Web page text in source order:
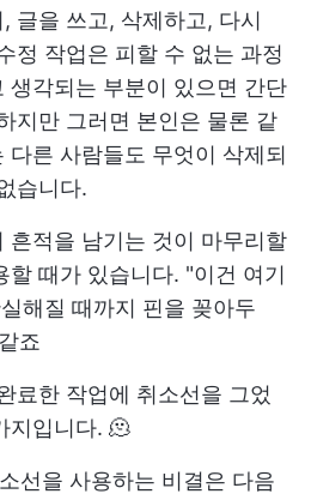
글을 쓰고, 삭제하고, 다시
정 작업은 피할 수 없는 과정
생각되는 부분이 있으면 간단
지만 그러면 본인은 물론 같
다른 사람들도 무엇이 삭제되
습니다.
흔적을 남기는 것이 마무리할
할 때가 있습니다. "이건 여기
해질 때까지 핀을 꽂아두
죠
료한 작업에 취소선을 그었
지입니다. 🫠
선을 사용하는 비결은 다음